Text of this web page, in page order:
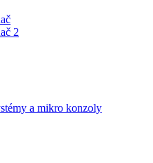
2
a mikro konzoly